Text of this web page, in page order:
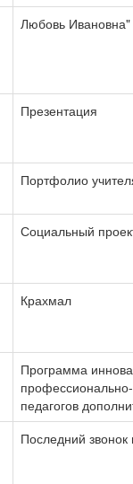
Любовь
Презентация
Портфолио
Социальный
Крахмал
Программа
профессионально-
педагогов
Последний звонок